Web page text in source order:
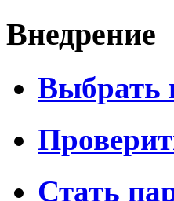
Внедрение
Выбрать
Стать